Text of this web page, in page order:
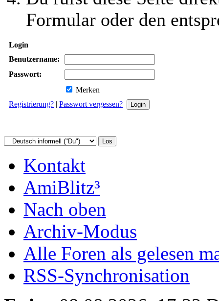
Formular oder den
Login
Benutzername:
Passwort:
Merken
Registrierung? | Passwort vergessen?
Kontakt
AmiBlitz³
Nach oben
Archiv-Modus
Alle Foren als gelesen
RSS-Synchronisation